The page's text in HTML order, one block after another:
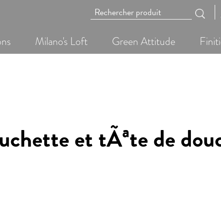
Milano's Loft Green Attitude
et tÃªte de